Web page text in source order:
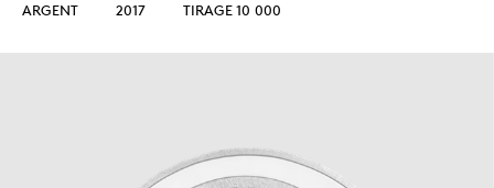
ARGENT 2017 TIRAGE 10 000